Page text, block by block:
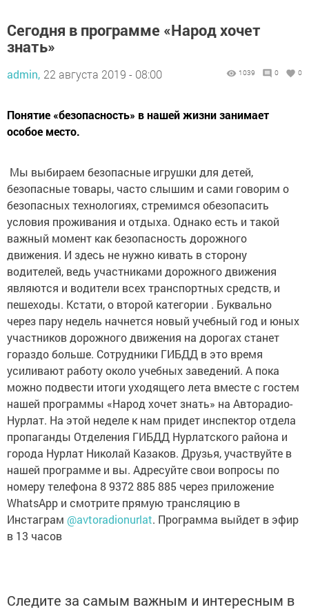
Сегодня в программе «Народ хочет
знать»
admin, 22 августа 2019 - 08:00 1039 0 0
Понятие «безопасность» в нашей жизни занимает
особое место.
Мы выбираем безопасные игрушки для детей,
безопасные товары, часто слышим и сами говорим о
безопасных технологиях, стремимся обезопасить
условия проживания и отдыха. Однако есть и такой
важный момент как безопасность дорожного
движения. И здесь не нужно кивать в сторону
водителей, ведь участниками дорожного движения
являются и водители всех транспортных средств, и
пешеходы. Кстати, о второй категории . Буквально
через пару недель начнется новый учебный год и юных
участников дорожного движения на дорогах станет
гораздо больше. Сотрудники ГИБДД в это время
усиливают работу около учебных заведений. А пока
можно подвести итоги уходящего лета вместе с гостем
нашей программы «Народ хочет знать» на Авторадио-
Нурлат. На этой неделе к нам придет инспектор отдела
пропаганды Отделения ГИБДД Нурлатского района и
города Нурлат Николай Казаков. Друзья, участвуйте в
нашей программе и вы. Адресуйте свои вопросы по
номеру телефона 8 9372 885 885 через приложение
WhatsApp и смотрите прямую трансляцию в
Инстаграм @avtoradionurlat. Программа выйдет в эфир
в 13 часов
Следите за самым важным и интересным в